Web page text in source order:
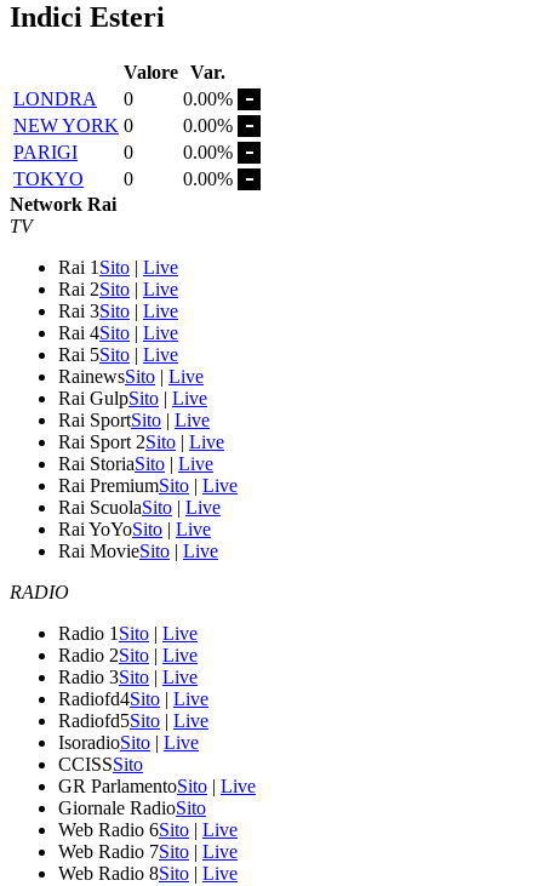
Indici Esteri
Valore Var.
LONDRA
0
0.00%
NEW YORK 0
0.00%
PARIGI
0
0.00%
TOKYO
0
0.00%
Network Rai
TV
Rai 1 Sito | Live
Rai 2Sito | Live
Rai 3Sito | Live
Rai 4Sito | Live
Rai 5Sito | Live
RainewsSito | Live
Rai GulpSito | Live
Rai SportSito | Live
Rai Sport 2Sito | Live
Rai StoriaSito | Live
Rai PremiumSito | Live
Rai ScuolaSito | Live
Rai YoYoSito | Live
Rai MovieSito | Live
RADIO
Radio 1 Sito | Live
Radio 2Sito | Live
Radio 3Sito | Live
Radiofd4Sito | Live
Radiofd5Sito | Live
IsoradioSito | Live
CCISSSito
GR ParlamentoSito | Live
Giornale RadioSito
Web Radio 6Sito | Live
Web Radio 7Sito | Live
Web Radio 8Sito | Live